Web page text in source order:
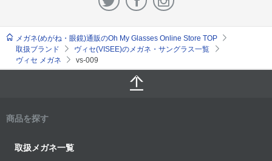
メガネ(めがね・眼鏡)通販のOh My Glasses Online Store TOP
取扱ブランド
ヴィセ(VISEE)のメガネ・サングラス一覧
ヴィセ メガネ
vs-009
商品を探す
取扱メガネ一覧